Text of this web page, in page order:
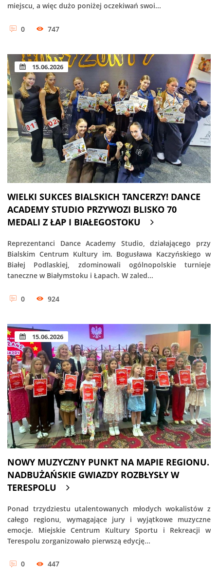
miejscu, a więc dużo poniżej oczekiwań swoi...
0 747
15.06.2026
WIELKI SUKCES BIALSKICH TANCERZY! DANCE
ACADEMY STUDIO PRZYWOZI BLISKO 70
MEDALI Z ŁAP I BIAŁEGOSTOKU
Reprezentanci Dance Academy Studio, działającego przy
Bialskim Centrum Kultury im. Bogusława Kaczyńskiego w
Białej Podlaskiej, zdominowali ogólnopolskie turnieje
taneczne w Białymstoku i Łapach. W zaled...
0 924
15.06.2026
NOWY MUZYCZNY PUNKT NA MAPIE REGIONU.
NADBUŻAŃSKIE GWIAZDY ROZBŁYSŁY W
TERESPOLU
Ponad trzydziestu utalentowanych młodych wokalistów z
całego regionu, wymagające jury i wyjątkowe muzyczne
emocje. Miejskie Centrum Kultury Sportu i Rekreacji w
Terespolu zorganizowało pierwszą edycję...
0 447